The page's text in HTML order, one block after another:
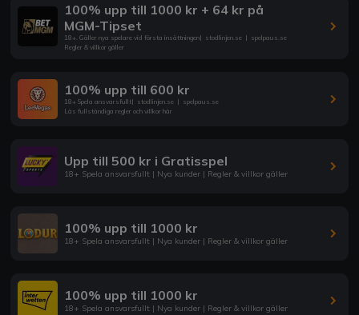
100% upp till 1000 kr + 64 kr på
MGM-Tipset
18+. Gäller nya spelare vid första insättningen| stodlinjen.se | spelpaus.se
Regler & villkor gäller
100% upp till 600 kr
18+ Spela ansvarsfullt| stodlinjen.se | spelpaus.se
Läs fullständiga regler och villkor här
Upp till 500 kr i Gratisspel
18+ Spela ansvarsfullt | Nya kunder | Regler & villkor gäller
100% upp till 1000 kr
18+ Spela ansvarsfullt | Nya kunder | Regler & villkor gäller
100% upp till 1000 kr
18+ Spela ansvarsfullt | Nya kunder | Regler & villkor gäller